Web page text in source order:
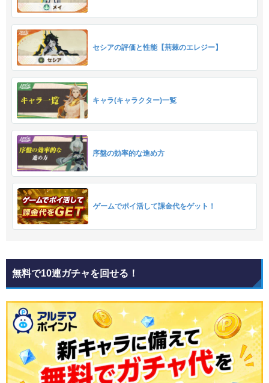
セシアの評価と性能【荊棘のエレジー】
キャラ(キャラクター)一覧
序盤の効率的な進め方
ゲームでポイ活して課金代をゲット！
無料で10連ガチャを回せる！